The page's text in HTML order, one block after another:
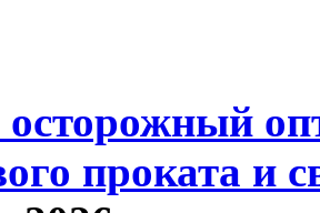
проката и